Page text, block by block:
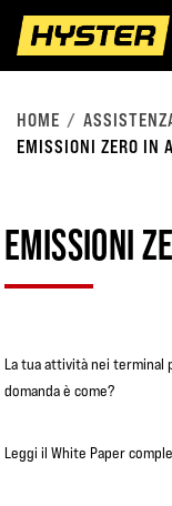
HOME
EMISSIONI ZERO IN
EMISSIONI
La tua attività nei terminal
domanda è come?
Leggi il White Paper